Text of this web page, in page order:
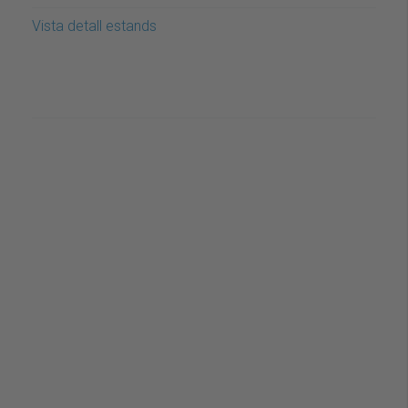
Vista detall estands